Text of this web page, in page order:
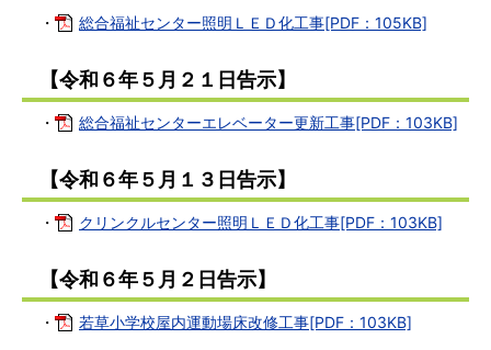
・ 総合福祉センター照明ＬＥＤ化工事[PDF：105KB]
【令和６年５月２１日告示】
・ 総合福祉センターエレベーター更新工事[PDF：103KB]
【令和６年５月１３日告示】
・ クリンクルセンター照明ＬＥＤ化工事[PDF：103KB]
【令和６年５月２日告示】
・ 若草小学校屋内運動場床改修工事[PDF：103KB]